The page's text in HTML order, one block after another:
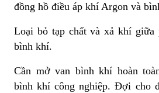
đồng hồ điều áp khí Argon và
Loại bỏ tạp chất và xả khí giữa
bình khí.
Cần mở van bình khí hoàn
bình khí công nghiệp. Đợi cho